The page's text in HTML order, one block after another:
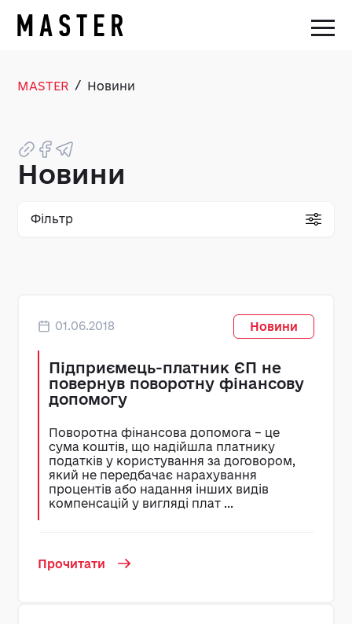
MASTER / Новини
Новини
Фільтр
01.06.2018 Новини
Підприємець-платник ЄП не
повернув поворотну фінансову
допомогу
Поворотна фінансова допомога – це
сума коштів, що надійшла платнику
податків у користування за договором,
який не передбачає нарахування
процентів або надання інших видів
компенсацій у вигляді плат ...
Прочитати